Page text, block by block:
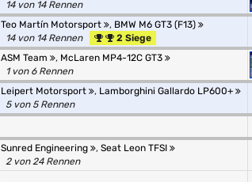
14 von 14 Rennen
Teo Martín Motorsport , BMW M6 GT3 (F13)
14 von 14 Rennen
2 Siege
ASM Team , McLaren MP4-12C GT3
1 von 6 Rennen
Leipert Motorsport , Lamborghini Gallardo LP600+
5 von 5 Rennen
Sunred Engineering , Seat Leon TFSI
2 von 24 Rennen